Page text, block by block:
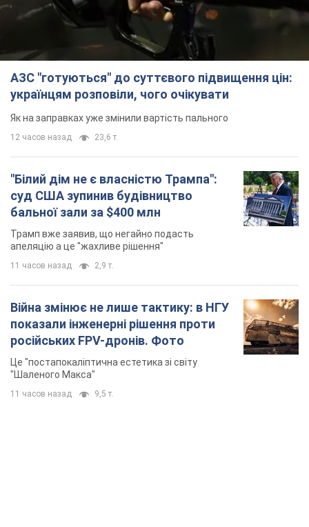
АЗС "готуються" до суттєвого підвищення цін:
українцям розповіли, чого очікувати
Як на заправках уже змінили вартість пального
12 часов назад 23,6 т.
"Білий дім не є власністю Трампа":
суд США зупинив будівництво
бальної зали за $400 млн
Трамп вже заявив, що негайно подасть
апеляцію а це "жахливе рішення"
11 часов назад 2,9 т.
Війна змінює не лише тактику: в НГУ
показали інженерні рішення проти
російських FPV-дронів. Фото
Це "постапокаліптична естетика зі світу
"Шаленого Макса"
11 часов назад 9,5 т.